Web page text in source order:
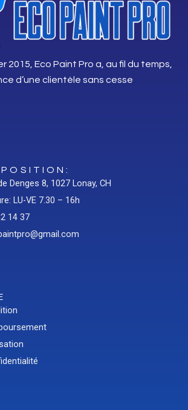
2015, Eco Paint Pro a, au fil du temps,
d’une clientèle sans cesse
Denges 8, 1027 Lonay, CH
LU-VE 7.30 – 16h
14 37